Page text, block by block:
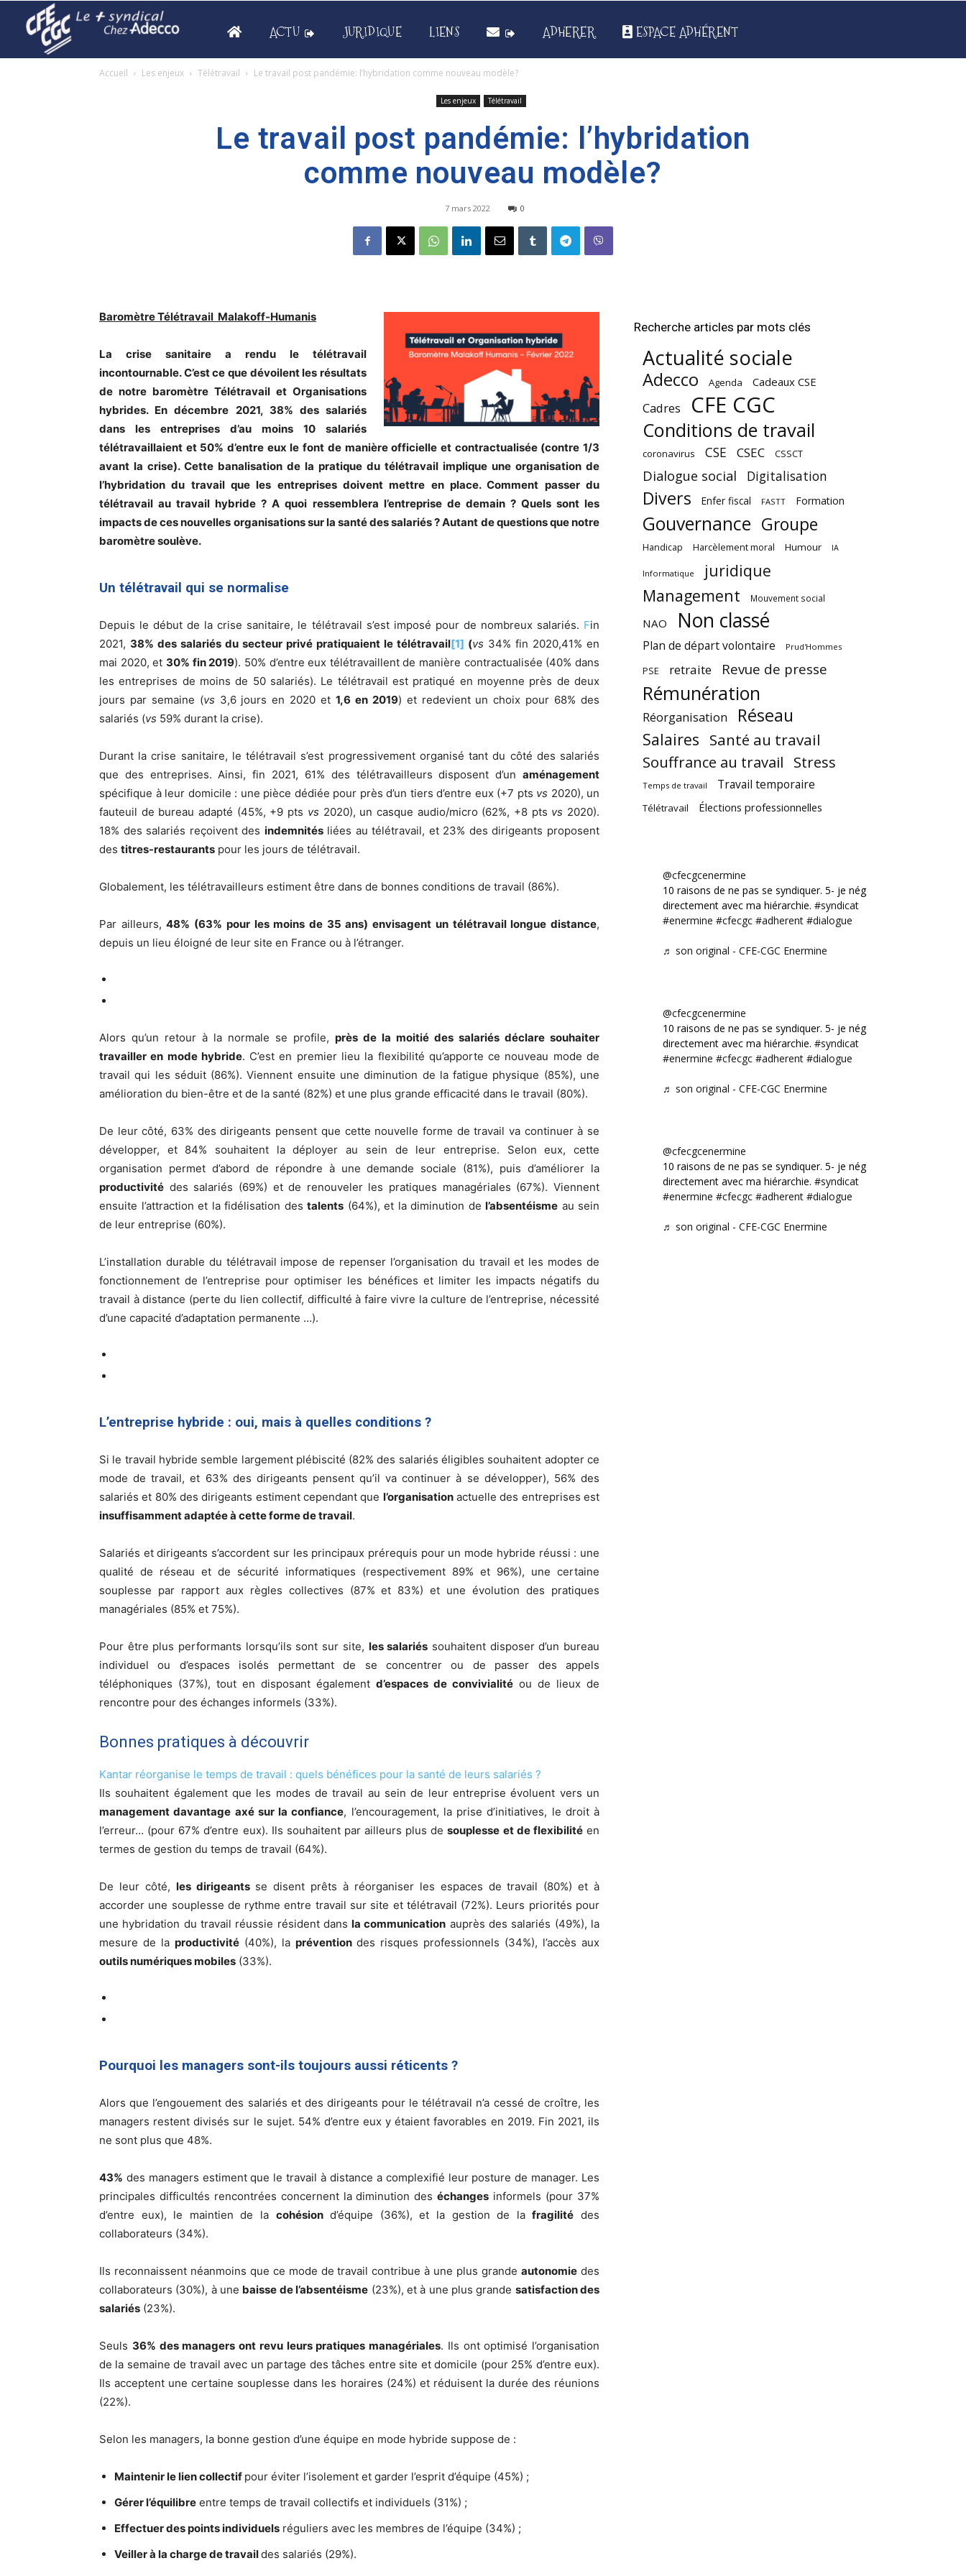
ACTU JURIDIQUE LIENS ADHERER ESPACE ADHÉRENT
Accueil Les enjeux Télétravail Le travail post pandémie: l’hybridation comme nouveau modèle?
Les enjeux Télétravail
Le travail post pandémie: l’hybridation
comme nouveau modèle?
7 mars 2022 0
Baromètre Télétravail Malakoff-Humanis
La crise sanitaire a rendu le télétravail
incontournable. C’est ce que dévoilent les résultats
de notre baromètre Télétravail et Organisations
hybrides. En décembre 2021, 38% des salariés
dans les entreprises d’au moins 10 salariés
télétravaillaient et 50% d’entre eux le font de manière officielle et contractualisée (contre 1/3
avant la crise). Cette banalisation de la pratique du télétravail implique une organisation de
l’hybridation du travail que les entreprises doivent mettre en place. Comment passer du
télétravail au travail hybride ? A quoi ressemblera l’entreprise de demain ? Quels sont les
impacts de ces nouvelles organisations sur la santé des salariés ? Autant de questions que notre
baromètre soulève.
Un télétravail qui se normalise
Depuis le début de la crise sanitaire, le télétravail s’est imposé pour de nombreux salariés. Fin
2021, 38% des salariés du secteur privé pratiquaient le télétravail[1] (vs 34% fin 2020,41% en
mai 2020, et 30% fin 2019). 50% d’entre eux télétravaillent de manière contractualisée (40% dans
les entreprises de moins de 50 salariés). Le télétravail est pratiqué en moyenne près de deux
jours par semaine (vs 3,6 jours en 2020 et1,6 en 2019) et redevient un choix pour 68% des
salariés (vs 59% durant la crise).
Durant la crise sanitaire, le télétravail s’est progressivement organisé tant du côté des salariés
que des entreprises. Ainsi, fin 2021, 61% des télétravailleurs disposent d’un aménagement
spécifique à leur domicile : une pièce dédiée pour près d’un tiers d’entre eux (+7 pts vs 2020), un
fauteuil de bureau adapté (45%, +9 pts vs 2020), un casque audio/micro (62%, +8 pts vs 2020).
18% des salariés reçoivent des indemnitésliées au télétravail, et 23% des dirigeants proposent
des titres-restaurants pour les jours de télétravail.
Globalement, les télétravailleurs estiment être dans de bonnes conditions de travail (86%).
Par ailleurs,48% (63% pour les moins de 35 ans) envisagent un télétravail longue distance,
depuis un lieu éloigné de leur site en France ou à l’étranger.
Alors qu’un retour à la normale se profile, près de la moitié des salariés déclare souhaiter
travailler en mode hybride. C’est en premier lieu la flexibilité qu’apporte ce nouveau mode de
travail qui les séduit (86%). Viennent ensuite une diminution de la fatigue physique (85%), une
amélioration du bien-être et de la santé (82%) et une plus grande efficacité dans le travail (80%).
De leur côté, 63% des dirigeants pensent que cette nouvelle forme de travail va continuer à se
développer, et 84% souhaitent la déployer au sein de leur entreprise. Selon eux, cette
organisation permet d’abord de répondre à une demande sociale (81%), puis d’améliorer la
productivité des salariés (69%) et de renouveler les pratiques managériales (67%). Viennent
ensuite l’attraction et la fidélisation des talents (64%), et la diminution de l’absentéisme au sein
de leur entreprise (60%).
L’installation durable du télétravail impose de repenser l’organisation du travail et les modes de
fonctionnement de l’entreprise pour optimiser les bénéfices et limiter les impacts négatifs du
travail à distance (perte du lien collectif, difficulté à faire vivre la culture de l’entreprise, nécessité
d’une capacité d’adaptation permanente …).
L’entreprise hybride : oui, mais à quelles conditions ?
Si le travail hybride semble largement plébiscité (82% des salariés éligibles souhaitent adopter ce
mode de travail, et 63% des dirigeants pensent qu’il va continuer à se développer), 56% des
salariés et 80% des dirigeants estiment cependant que l’organisationactuelle des entreprises est
insuffisamment adaptée à cette forme de travail.
Salariés et dirigeants s’accordent sur les principaux prérequis pour un mode hybride réussi : une
qualité de réseau et de sécurité informatiques (respectivement 89% et 96%), une certaine
souplesse par rapport aux règles collectives (87% et 83%) et une évolution des pratiques
managériales (85% et 75%).
Pour être plus performants lorsqu’ils sont sur site, les salariés souhaitent disposer d’un bureau
individuel ou d’espaces isolés permettant de se concentrer ou de passer des appels
téléphoniques (37%), tout en disposant également d’espaces de convivialité ou de lieux de
rencontre pour des échanges informels (33%).
Bonnes pratiques à découvrir
Kantar réorganise le temps de travail : quels bénéfices pour la santé de leurs salariés ?
Ils souhaitent également que les modes de travail au sein de leur entreprise évoluent vers un
management davantage axé sur la confiance, l’encouragement, la prise d’initiatives, le droit à
l’erreur… (pour 67% d’entre eux). Ils souhaitent par ailleurs plus desouplesse et de flexibilitéen
termes de gestion du temps de travail (64%).
De leur côté, les dirigeantsse disent prêts à réorganiser les espaces de travail (80%) et à
accorder une souplesse de rythme entre travail sur site et télétravail (72%). Leurs priorités pour
une hybridation du travail réussie résident dansla communication auprès des salariés (49%), la
mesure de la productivité(40%), la préventiondes risques professionnels (34%), l’accès aux
outils numériques mobiles (33%).
Pourquoi les managers sont-ils toujours aussi réticents ?
Alors que l’engouement des salariés et des dirigeants pour le télétravail n’a cessé de croître, les
managers restent divisés sur le sujet. 54% d’entre eux y étaient favorables en 2019. Fin 2021, ils
ne sont plus que 48%.
43% des managers estiment que le travail à distance a complexifié leur posture de manager. Les
principales difficultés rencontrées concernent la diminution deséchanges informels (pour 37%
d’entre eux), le maintien de la cohésiond’équipe (36%), et la gestion de lafragilité des
collaborateurs (34%).
Ils reconnaissent néanmoins que ce mode de travail contribue à une plus grandeautonomie des
collaborateurs (30%), à une baisse de l’absentéisme (23%), et à une plus grande satisfaction des
salariés (23%).
Seuls 36% des managers ont revu leurs pratiques managériales. Ils ont optimisé l’organisation
de la semaine de travail avec un partage des tâches entre site et domicile (pour 25% d’entre eux).
Ils acceptent une certaine souplesse dans les horaires (24%) et réduisent la durée des réunions
(22%).
Selon les managers, la bonne gestion d’une équipe en mode hybride suppose de :
Maintenir le lien collectif pour éviter l’isolement et garder l’esprit d’équipe (45%) ;
Gérer l’équilibre entre temps de travail collectifs et individuels (31%) ;
Effectuer des points individuels réguliers avec les membres de l’équipe (34%) ;
Veiller à la charge de travaildes salariés (29%).
Recherche articles par mots clés
Actualité sociale
Adecco Agenda Cadeaux CSE
Cadres CFE CGC
Conditions de travail
coronavirus CSE CSEC CSSCT
Dialogue social Digitalisation
Divers Enfer fiscal FASTT Formation
Gouvernance Groupe
Handicap Harcèlement moral Humour IA
Informatique
juridique
Management
Mouvement social
NAO Non classé
Plan de départ volontaire Prud'Hommes
PSE retraite Revue de presse
Rémunération
Réorganisation Réseau
Salaires Santé au travail
Souffrance au travail Stress
Temps de travail Travail temporaire
Télétravail Élections professionnelles
@cfecgcenermine
10 raisons de ne pas se syndiquer. 5- je négocie
directement avec ma hiérarchie. #syndicat
#enermine #cfecgc #adherent #dialogue
♬ son original - CFE-CGC Enermine
@cfecgcenermine
10 raisons de ne pas se syndiquer. 5- je négocie
directement avec ma hiérarchie. #syndicat
#enermine #cfecgc #adherent #dialogue
♬ son original - CFE-CGC Enermine
@cfecgcenermine
10 raisons de ne pas se syndiquer. 5- je négocie
directement avec ma hiérarchie. #syndicat
#enermine #cfecgc #adherent #dialogue
♬ son original - CFE-CGC Enermine